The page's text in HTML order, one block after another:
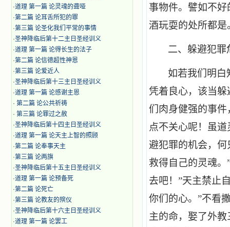
·道理 第一篇 论灵魂的聋哑
·第二篇 论耳舌所犯的罪
·第三篇 论圣化我们平常的事情
·圣神降临后第十二主日圣经训义
·道理 第一篇 论得长生的法子
·第二篇 论信德超性神恩
·第三篇 论爱近人
·圣神降临后第十三主日圣经训义
·道理 第一篇 论感谢主恩
· 第二篇 论公共祈祷
· 第三篇 论罪过之赦
·圣神降临后第十四主日圣经训义
·道理 第一篇 论天主上智的照顾
·第二篇 论奉事天主
·第三篇 论两旗
·圣神降临后第十五主日圣经训义
·道理 第一篇 论预备死
·第二篇 论死亡
·第三篇 论教友的殡仪
·圣神降临后第十六主日圣经训义
·道理 第一篇 论罢工
事物件。譬如不
酒玩耍的处所都是
二、躲避犯罪
如若我们明白
凭着良心，该当
们肉身健强的事
点不关心呢！虽
避犯罪的机会，
救得自己的灵魂。
去吧！”天主禁止
你们的心。”不看
主的命，娶了外